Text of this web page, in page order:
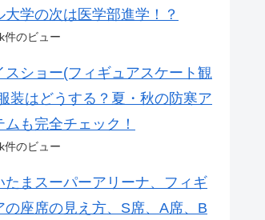
大学の次は医学部進学！？
件のビュー
スショー(フィギュアスケート観
装はどうする？夏・秋の防寒ア
ムも完全チェック！
件のビュー
たまスーパーアリーナ、フィギ
の座席の見え方、S席、A席、B